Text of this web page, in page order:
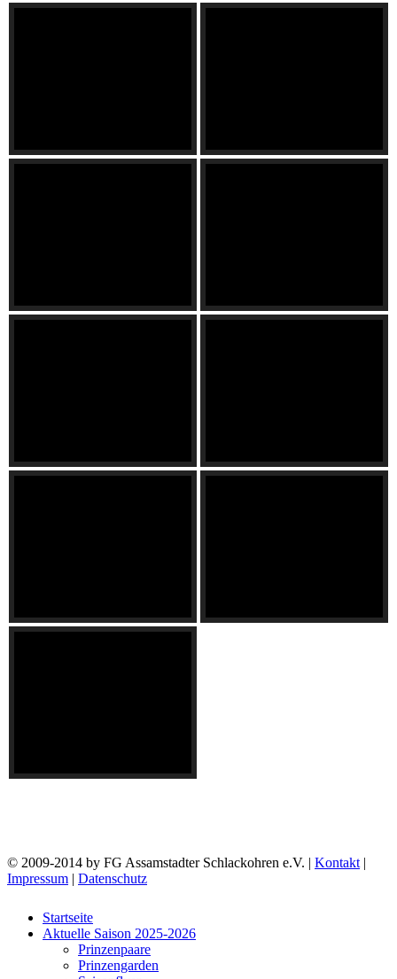
© 2009-2014 by FG Assamstadter Schlackohren e.V. | Kontakt |
Impressum | Datenschutz
Startseite
Aktuelle Saison 2025-2026
Prinzenpaare
Prinzengarden